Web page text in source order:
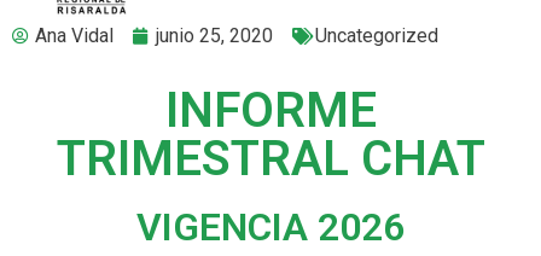
Ana Vidal junio 25, 2020 Uncategorized
INFORME
TRIMESTRAL CHAT
VIGENCIA 2026